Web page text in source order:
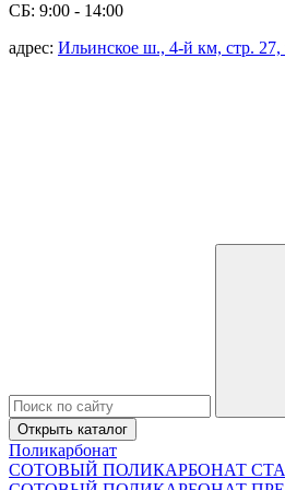
СБ: 9:00 - 14:00
адрес: Ильинское ш., 4-й км, стр.
Открыть каталог
Поликарбонат
СОТОВЫЙ ПОЛИКАРБОНАТ